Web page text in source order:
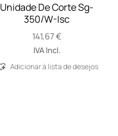
Unidade De Corte Sg-
350/W-Isc
141,67€
IVA Incl.
Adicionar á lista de desejos